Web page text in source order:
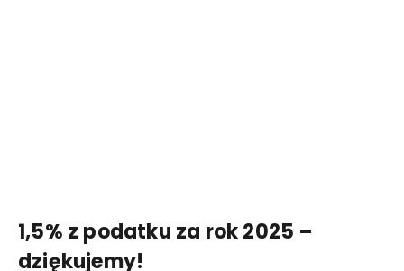
1,5% z podatku za rok 2025 –
dziękujemy!